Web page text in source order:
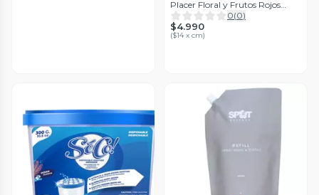
Placer Floral y Frutos Rojos
Aerosol 360 ml
0(0)
$4.990
($14 x cm)